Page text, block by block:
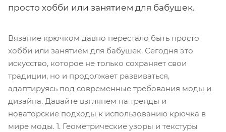
просто хобби или занятием для бабушек.
Вязание крючком давно перестало быть просто
хобби или занятием для бабушек. Сегодня это
искусство, которое не только сохраняет свои
традиции, но и продолжает развиваться,
адаптируясь под современные требования моды и
дизайна. Давайте взглянем на тренды и
новаторские подходы к использованию крючка в
мире моды. 1. Геометрические узоры и текстуры